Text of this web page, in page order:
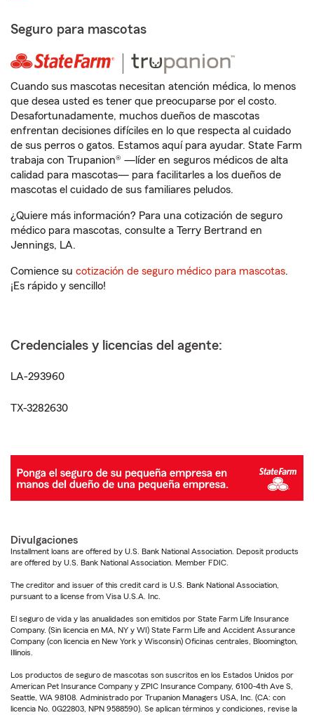
Seguro para mascotas
Cuando sus mascotas necesitan atención médica, lo menos
que desea usted es tener que preocuparse por el costo.
Desafortunadamente, muchos dueños de mascotas
enfrentan decisiones difíciles en lo que respecta al cuidado
de sus perros o gatos. Estamos aquí para ayudar. State Farm
trabaja con Trupanion® —líder en seguros médicos de alta
calidad para mascotas— para facilitarles a los dueños de
mascotas el cuidado de sus familiares peludos.
¿Quiere más información? Para una cotización de seguro
médico para mascotas, consulte a Terry Bertrand en
Jennings, LA.
Comience su cotización de seguro médico para mascotas.
¡Es rápido y sencillo!
Credenciales y licencias del agente:
LA-293960
TX-3282630
Divulgaciones
Installment loans are offered by U.S. Bank National Association. Deposit products
are offered by U.S. Bank National Association. Member FDIC.
The creditor and issuer of this credit card is U.S. Bank National Association,
pursuant to a license from Visa U.S.A. Inc.
El seguro de vida y las anualidades son emitidos por State Farm Life Insurance
Company. (Sin licencia en MA, NY y WI) State Farm Life and Accident Assurance
Company (con licencia en New York y Wisconsin) Oficinas centrales, Bloomington,
Illinois.
Los productos de seguro de mascotas son suscritos en los Estados Unidos por
American Pet Insurance Company y ZPIC Insurance Company, 6100-4th Ave S,
Seattle, WA 98108. Administrado por Trupanion Managers USA, Inc. (CA: con
licencia No. 0G22803, NPN 9588590). Se aplican términos y condiciones, revise la